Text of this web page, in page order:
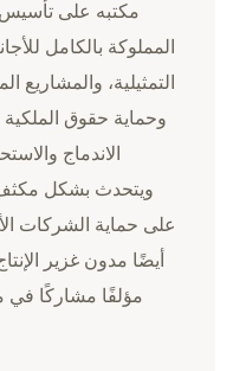
مكتبه على
المملوكة بالكامل
التمثيلية، والمشاريع
وحماية حقوق
الاندماج
ويتحدث بشكل مكثف
على حماية الشركات
أيضًا مدون غزير